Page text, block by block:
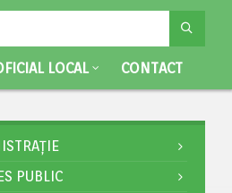
LOCAL CONTACT
PUBLIC